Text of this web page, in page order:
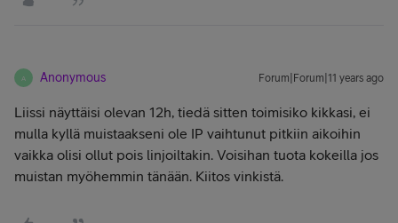
A Anonymous Forum|Forum|11 years ago
Liissi näyttäisi olevan 12h, tiedä sitten toimisiko kikkasi, ei
mulla kyllä muistaakseni ole IP vaihtunut pitkiin aikoihin
vaikka olisi ollut pois linjoiltakin. Voisihan tuota kokeilla jos
muistan myöhemmin tänään. Kiitos vinkistä.